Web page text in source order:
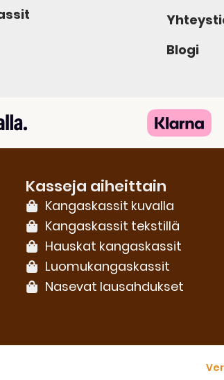
Blogi
Kasseja aiheittain
Kangaskassit kuvalla
Kangaskassit tekstillä
Hauskat kangaskassit
Luomu­kangaskassit
Nasevat lausahdukset